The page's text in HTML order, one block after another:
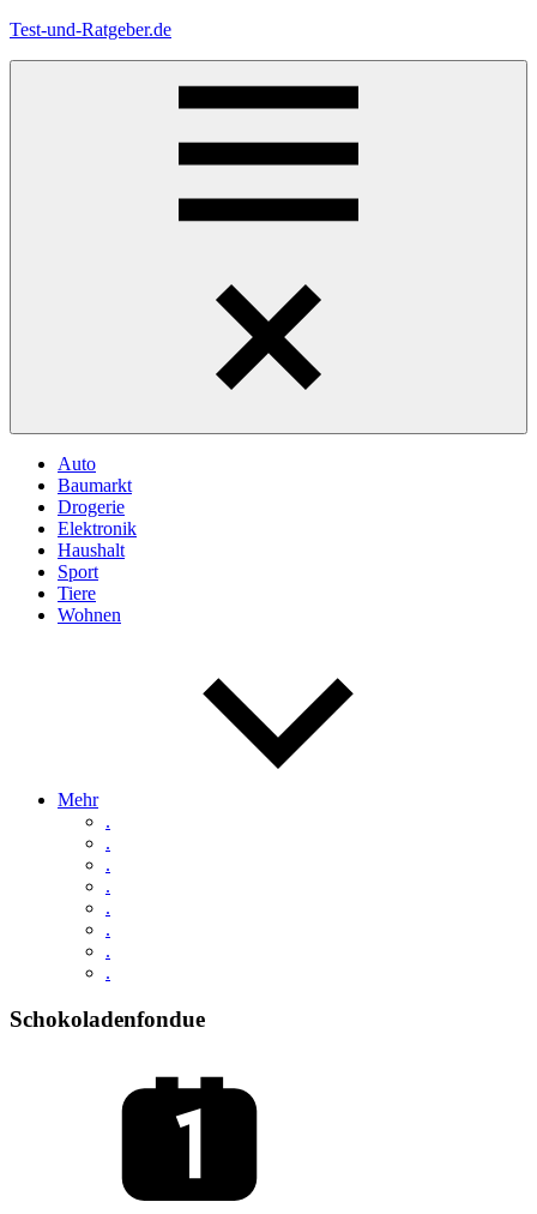
Zum
Test-und-Ratgeber.de
Auto
Baumarkt
Drogerie
Elektronik
Haushalt
Sport
Tiere
Wohnen
Mehr
.
.
.
.
.
.
.
.
Schokoladenfondue